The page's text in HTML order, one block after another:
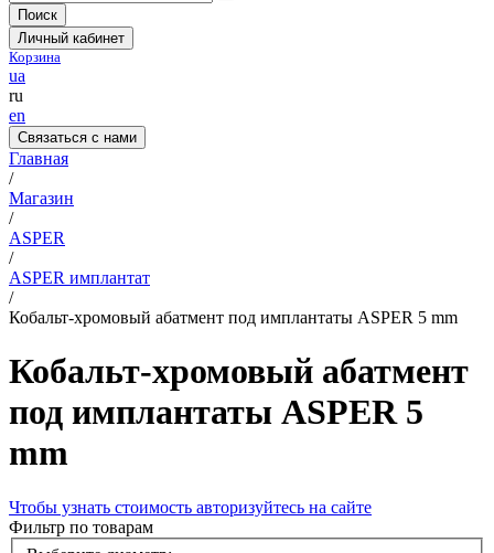
Поиск
Личный кабинет
Корзина
ua
ru
en
Связаться с нами
Главная
/
Магазин
/
ASPER
/
ASPER имплантат
/
Кобальт-хромовый абатмент под имплантаты ASPER 5 mm
Кобальт-хромовый абатмент
под имплантаты ASPER 5
mm
Чтобы узнать стоимость авторизуйтесь на сайте
Фильтр по товарам